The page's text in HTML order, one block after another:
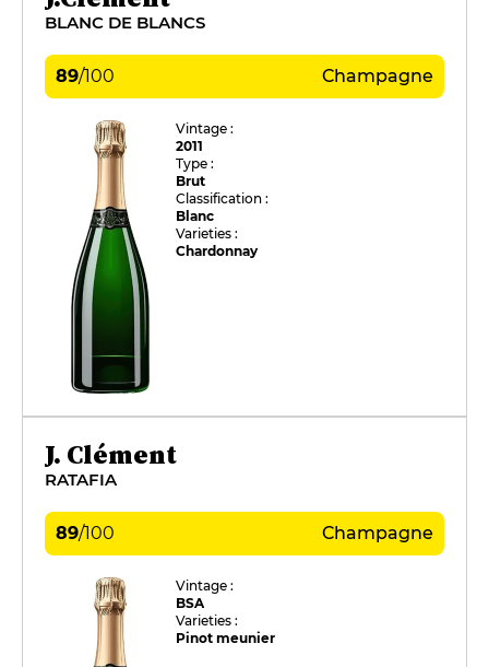
BLANC DE BLANCS
89/100 Champagne
Vintage :
2011
Type :
Brut
Classification :
Blanc
Varieties :
Chardonnay
J. Clément
RATAFIA
89/100 Champagne
Vintage :
BSA
Varieties :
Pinot meunier